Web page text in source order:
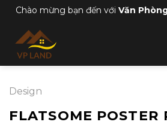
Skip
content
Chào mừng bạn đến vớiVăn Phòng
Design
FLATSOME POSTER